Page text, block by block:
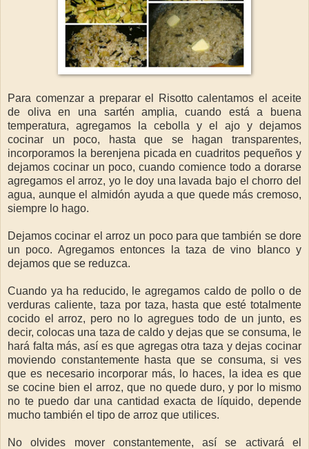
Para comenzar a preparar el Risotto calentamos el aceite
de oliva en una sartén amplia, cuando está a buena
temperatura, agregamos la cebolla y el ajo y dejamos
cocinar un poco, hasta que se hagan transparentes,
incorporamos la berenjena picada en cuadritos pequeños y
dejamos cocinar un poco, cuando comience todo a dorarse
agregamos el arroz, yo le doy una lavada bajo el chorro del
agua, aunque el almidón ayuda a que quede más cremoso,
siempre lo hago.
Dejamos cocinar el arroz un poco para que también se dore
un poco. Agregamos entonces la taza de vino blanco y
dejamos que se reduzca.
Cuando ya ha reducido, le agregamos caldo de pollo o de
verduras caliente, taza por taza, hasta que esté totalmente
cocido el arroz, pero no lo agregues todo de un junto, es
decir, colocas una taza de caldo y dejas que se consuma, le
hará falta más, así es que agregas otra taza y dejas cocinar
moviendo constantemente hasta que se consuma, si ves
que es necesario incorporar más, lo haces, la idea es que
se cocine bien el arroz, que no quede duro, y por lo mismo
no te puedo dar una cantidad exacta de líquido, depende
mucho también el tipo de arroz que utilices.
No olvides mover constantemente, así se activará el